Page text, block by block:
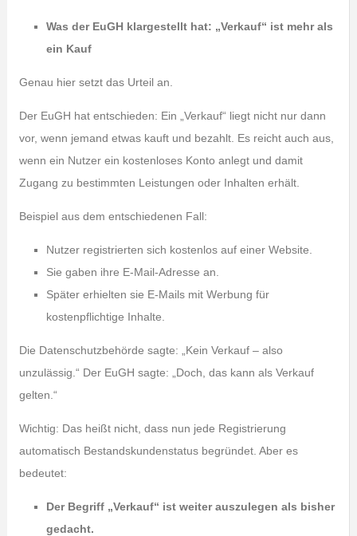
Was der EuGH klargestellt hat: „Verkauf“ ist mehr als
ein Kauf
Genau hier setzt das Urteil an.
Der EuGH hat entschieden: Ein „Verkauf“ liegt nicht nur dann
vor, wenn jemand etwas kauft und bezahlt. Es reicht auch aus,
wenn ein Nutzer ein kostenloses Konto anlegt und damit
Zugang zu bestimmten Leistungen oder Inhalten erhält.
Beispiel aus dem entschiedenen Fall:
Nutzer registrierten sich kostenlos auf einer Website.
Sie gaben ihre E-Mail-Adresse an.
Später erhielten sie E-Mails mit Werbung für
kostenpflichtige Inhalte.
Die Datenschutzbehörde sagte: „Kein Verkauf – also
unzulässig.“ Der EuGH sagte: „Doch, das kann als Verkauf
gelten.“
Wichtig: Das heißt nicht, dass nun jede Registrierung
automatisch Bestandskundenstatus begründet. Aber es
bedeutet:
Der Begriff „Verkauf“ ist weiter auszulegen als bisher
gedacht.